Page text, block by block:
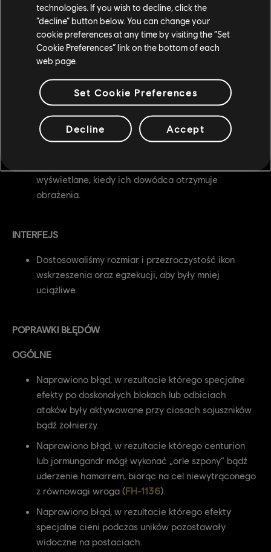
Stworzono nowe punkty dostępu ze schodami do
strefy do przejęcia A.
Stworzono punkt dostępu z frontu środkowego do
centralnego warsztatu.
Przebudowano oświetlenie w Ashfeld – teraz panuje
tam dzień.
SZTURM
wyświetlane, kiedy ich dowódca otrzymuje
obrażenia.
INTERFEJS
Dostosowaliśmy rozmiar i przezroczystość ikon
wskrzeszenia oraz egzekucji, aby były mniej
uciążliwe.
POPRAWKI BŁĘDÓW
OGÓLNE
Naprawiono błąd, w rezultacie którego specjalne
efekty po doskonałych blokach lub odbiciach
ataków były aktywowane przy ciosach sojuszników
bądź żołnierzy.
Naprawiono błąd, w rezultacie którego centurion
lub jormungandr mógł wykonać „orle szpony” bądź
uderzenie hamarrem, biorąc na cel niewytrąconego
z równowagi wroga (FH-1136).
Naprawiono błąd, w rezultacie którego efekty
specjalne cieni podczas uników pozostawały
widoczne na postaciach.
technologies. If you wish to decline, click the
“decline” button below. You can change your
cookie preferences at any time by visiting the “Set
Cookie Preferences” link on the bottom of each
web page.
Set Cookie Preferences
Decline Accept